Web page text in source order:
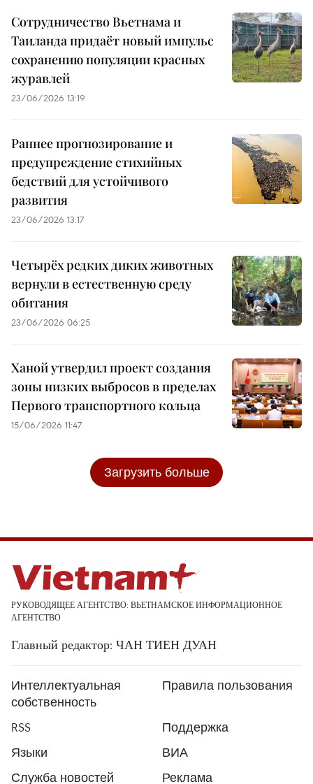
Сотрудничество Вьетнама и
Таиланда придаёт новый импульс
сохранению популяции красных
журавлей
23/06/2026 13:19
Раннее прогнозирование и
предупреждение стихийных
бедствий для устойчивого
развития
23/06/2026 13:17
Четырёх редких диких животных
вернули в естественную среду
обитания
23/06/2026 06:25
Ханой утвердил проект создания
зоны низких выбросов в пределах
Первого транспортного кольца
15/06/2026 11:47
Загрузить больше
РУКОВОДЯЩЕЕ АГЕНТСТВО: ВЬЕТНАМСКОЕ ИНФОРМАЦИОННОЕ
АГЕНТСТВО
Главный редактор: ЧАН ТИЕН ДУАН
Интеллектуальная
собственность
Правила пользования
RSS
Поддержка
Языки
ВИА
Служба новостей
Реклама